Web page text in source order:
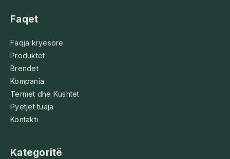
Faqet
Faqja kryesore
Produktet
Brendet
Kompania
Termet dhe Kushtet
Pyetjet tuaja
Kontakti
Kategoritë